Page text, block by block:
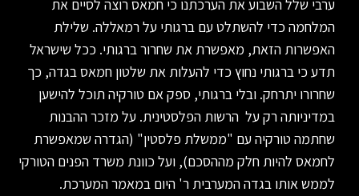
ערבי שלל השבוע את הערכתנו כי חמאס רוצה לסיים את
המלחמה כדי להשתלט עם ברגותי על רמאללה. שלילת
האפשרות הזאת, מאפשרת את שחרור ברגותי. ככל שישראל
תדע כי ברגותי נחוץ כדי להעלות את שלטון חמאס בגדה, כך
שחרורו יתרחק. ובלי ברגותי, ספק אם טורקיה תוכל להישען
במדיניותה רק על הרשות הפלסטינית. על מזכר ההבנות
שחתמה טורקיה עם "ממשלת פלסטין" (הגדרה שמאפשרת
לחמאס להיות חלק מההסכם), ועל כוונת משרד הפנים הטורקי
לממש אותו בגדה המערבית ר' היום במאמר המערכת.